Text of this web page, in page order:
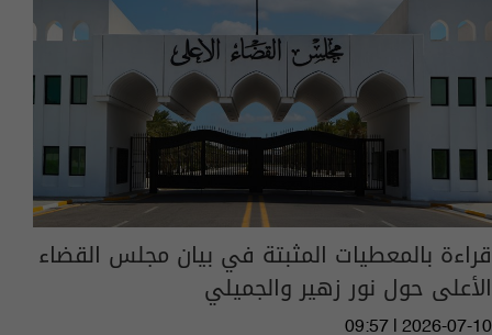
قراءة بالمعطيات المثبتة في بيان مجلس القضاء
الأعلى حول نور زهير والجميلي
09:57 | 2026-07-10